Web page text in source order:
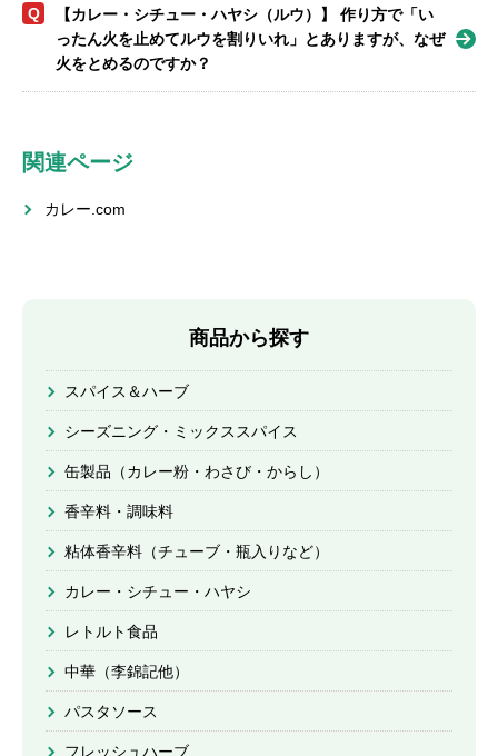
Q
【カレー・シチュー・ハヤシ（ルウ）】 作り方で「い
ったん火を止めてルウを割りいれ」とありますが、なぜ
火をとめるのですか？
関連ページ
カレー.com
商品から探す
スパイス＆ハーブ
シーズニング・ミックススパイス
缶製品（カレー粉・わさび・からし）
香辛料・調味料
粘体香辛料（チューブ・瓶入りなど）
カレー・シチュー・ハヤシ
レトルト食品
中華（李錦記他）
パスタソース
フレッシュハーブ